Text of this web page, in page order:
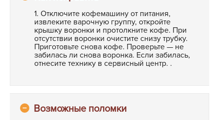
1. Отключите кофемашину от питания,
извлеките варочную группу, откройте
крышку воронки и протолкните кофе. При
отсутствии воронки очистите снизу трубку.
Приготовьте снова кофе. Проверьте — не
забилась ли снова воронка. Если забилась,
отнесите технику в сервисный центр. .